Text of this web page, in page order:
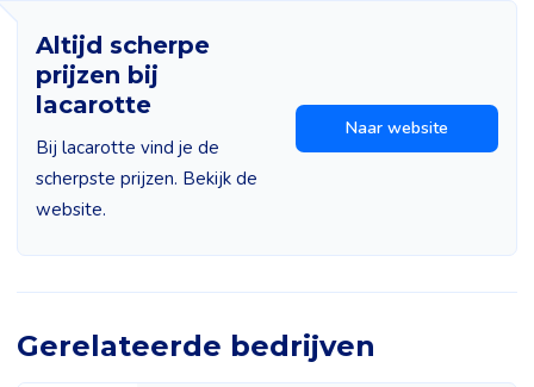
Altijd scherpe
prijzen bij
lacarotte
Bij lacarotte vind je de
scherpste prijzen. Bekijk de
website.
Naar website
Gerelateerde bedrijven